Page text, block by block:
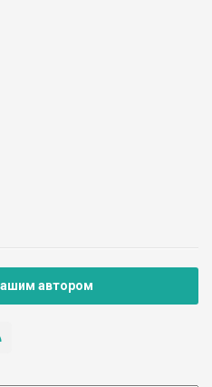
автором